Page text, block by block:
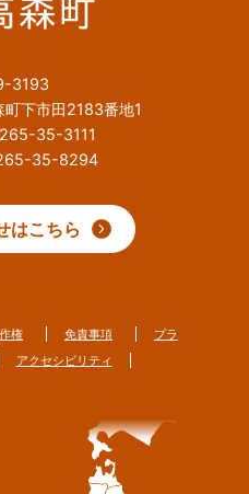
3193
下市田2183番地1
35-3111
35-8294
はこちら
権 免責事項
プラ
アクセシビリティ